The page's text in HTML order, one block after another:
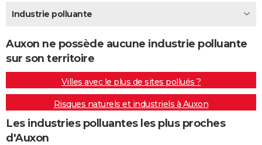
Destinations
City break
Voyage nature
Voyage de noces
Forum
Climat
+PHOTO
GUIDES D'ACHAT
BONS PLANS
CARTE DE VOEUX
Carte de Noël
Carte Bonne année
Carte Saint-Valentin
Carte d'anniversaire
DICTIONNAIRE
Dictionnaire
Biographies
Citations
Expressions
Proverbes
PROGRAMME TV
Industrie polluante
Auxon ne possède aucune industrie polluante
sur son territoire
Villes avec le plus de sites pollués ?
Risques naturels et industriels à Auxon
Les industries polluantes les plus proches
d'Auxon